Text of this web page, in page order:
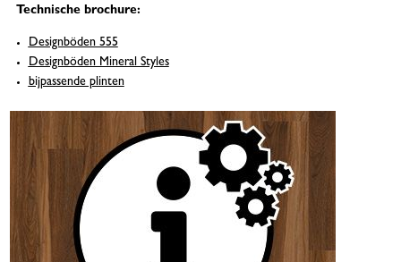
Technische brochure:
Designböden 555
Designböden Mineral Styles
bijpassende plinten